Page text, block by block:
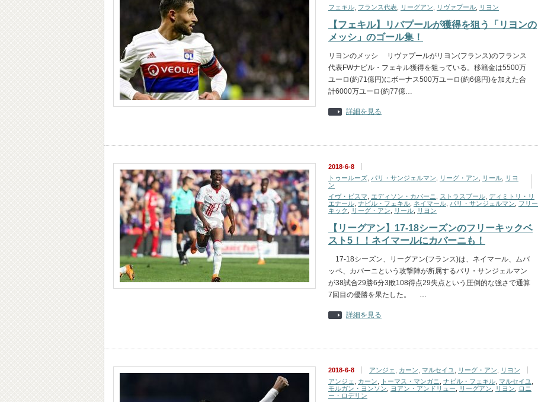
フェキル フランス代表 リーグアン リヴァプール リヨン
【フェキル】リバプールが獲得を狙う「リヨンの
メッシ」のゴール集！
リヨンのメッシ リヴァプールがリヨン(フランス)のフランス
代表FWナビル・フェキル獲得を狙っている。移籍金は5500万
ユーロ(約71億円)にボーナス500万ユーロ(約6億円)を加えた合
計6000万ユーロ(約77億…
詳細を見る
2018-6-8
トゥールーズ パリ・サンジェルマン リーグ・アン リール
リヨ
ン
イヴ・ビスマ
エディソン・カバーニ ストラスブール ディミトリ・リ
エナール ナビル・フェキル ネイマール パリ・サンジェルマン
フリー
キック
リーグ・アン リール リヨン
【リーグアン】17-18シーズンのフリーキックベ
スト5！！ネイマールにカバーニも！
17-18シーズン、リーグアン(フランス)は、ネイマール、ムバ
ッペ、カバーニという攻撃陣が所属するパリ・サンジェルマン
が38試合29勝6分3敗108得点29失点という圧倒的な強さで通算
7回目の優勝を果たした。 …
詳細を見る
2018-6-8 アンジェ カーン マルセイユ リーグ・アン
リヨン
アンジェ
カーン トーマス・マンガニ ナビル・フェキル マルセイユ
モルガン・ヨンソン
ヨアン・アンドリュー リーグアン リヨン
ロニ
ー・ロデリン